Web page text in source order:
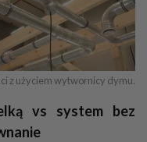
z użyciem wytwornicy dymu.
vs system bez